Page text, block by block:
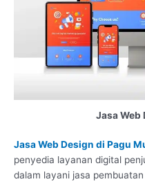
Jasa Web
Jasa Web Design di Pagu
penyedia layanan digital
dalam layani jasa